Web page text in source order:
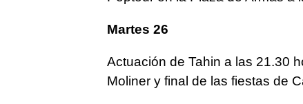
Martes 26
Actuación de Tahin a las 21.30
Moliner y final de las fiestas de